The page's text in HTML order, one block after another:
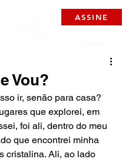
ASSINE
Vou?
ir, senão para casa?
que explorei, em
foi ali, dentro do meu
que encontrei minha
cristalina. Ali, ao lado